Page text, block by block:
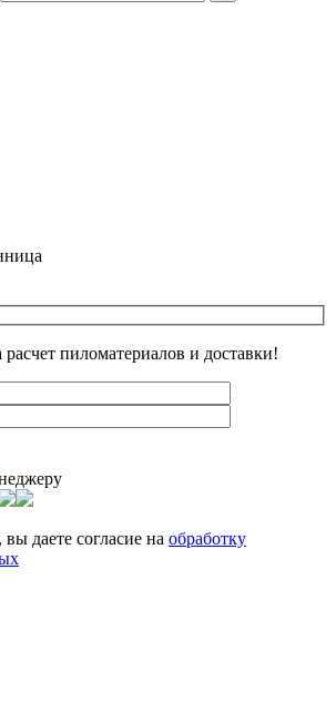
пиломатериалов и доставки!
даете согласие на обработку